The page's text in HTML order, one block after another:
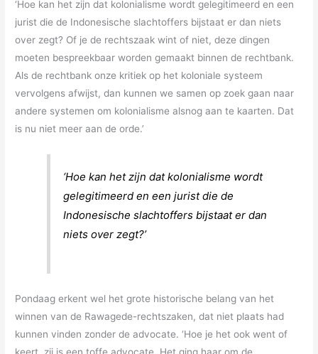
‘Hoe kan het zijn dat kolonialisme wordt gelegitimeerd en een
jurist die de Indonesische slachtoffers bijstaat er dan niets
over zegt? Of je de rechtszaak wint of niet, deze dingen
moeten bespreekbaar worden gemaakt binnen de rechtbank.
Als de rechtbank onze kritiek op het koloniale systeem
vervolgens afwijst, dan kunnen we samen op zoek gaan naar
andere systemen om kolonialisme alsnog aan te kaarten. Dat
is nu niet meer aan de orde.’
‘Hoe kan het zijn dat kolonialisme wordt
gelegitimeerd en een jurist die de
Indonesische slachtoffers bijstaat er dan
niets over zegt?’
Pondaag erkent wel het grote historische belang van het
winnen van de Rawagede-rechtszaken, dat niet plaats had
kunnen vinden zonder de advocate. ‘Hoe je het ook went of
keert, zij is een toffe advocate. Het ging haar om de